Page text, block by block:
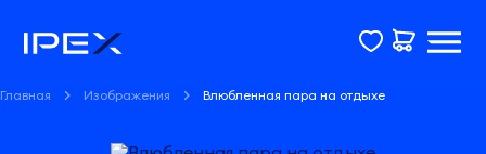
Главная Изображения Влюбленная пара на отдыхе